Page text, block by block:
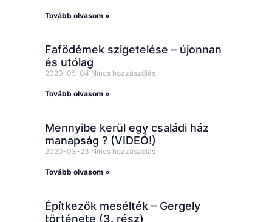
Tovább olvasom »
Fafödémek szigetelése – újonnan
és utólag
2020-05-04 Nincs hozzászólás
Tovább olvasom »
Mennyibe kerül egy családi ház
manapság ? (VIDEÓ!)
2020-03-23 Nincs hozzászólás
Tovább olvasom »
Építkezők mesélték – Gergely
története (3. rész)